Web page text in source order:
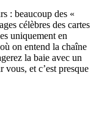
: beaucoup des «
célèbres des cartes
uniquement en
on entend la chaîne
la baie avec un
vous, et c’est presque